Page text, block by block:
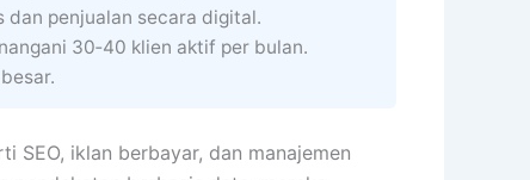
penjualan secara digital.
30‑40 klien aktif per bulan.
SEO, iklan berbayar, dan manajemen